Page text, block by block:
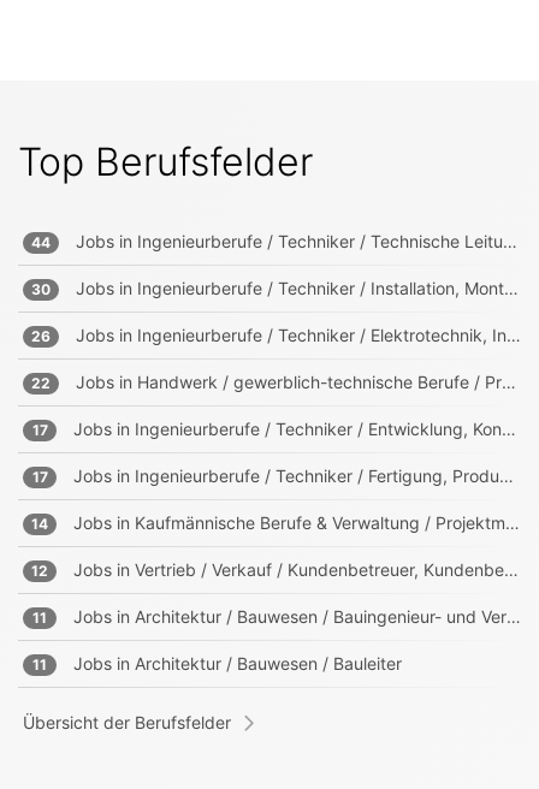
Top Berufsfelder
44 Jobs in Ingenieurberufe / Techniker / Technische Leitung, Projektleitung
30 Jobs in Ingenieurberufe / Techniker / Installation, Montage, Wartung
26 Jobs in Ingenieurberufe / Techniker / Elektrotechnik, Informationstechnik, Mechatronik
22 Jobs in Handwerk / gewerblich-technische Berufe / Produktion
17 Jobs in Ingenieurberufe / Techniker / Entwicklung, Konstruktion, Produktmanagement
17 Jobs in Ingenieurberufe / Techniker / Fertigung, Produktion
14 Jobs in Kaufmännische Berufe & Verwaltung / Projektmanagement, Projektleitung
12 Jobs in Vertrieb / Verkauf / Kundenbetreuer, Kundenberater
11 Jobs in Architektur / Bauwesen / Bauingenieur- und Vermessungswesen
11 Jobs in Architektur / Bauwesen / Bauleiter
Übersicht der Berufsfelder